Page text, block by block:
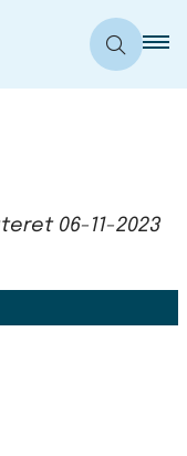
06-11-2023